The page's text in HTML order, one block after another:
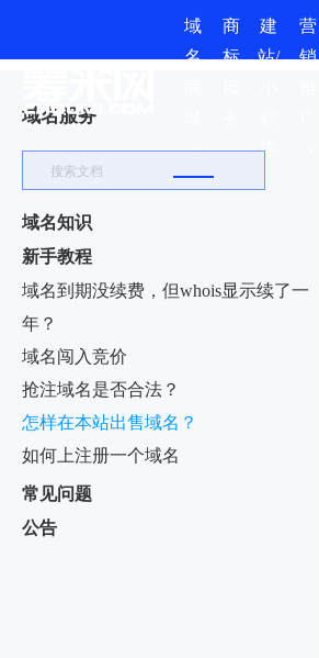
域
名
商
标
建
站/
序
营
销
域名服务
域名知识
新手教程
域名到期没续费，但whois显示续了一
年？
域名闯入竞价
抢注域名是否合法？
怎样在本站出售域名？
如何上注册一个域名
常见问题
公告